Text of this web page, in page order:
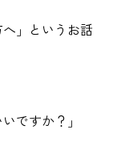
」というお話
ですか？」